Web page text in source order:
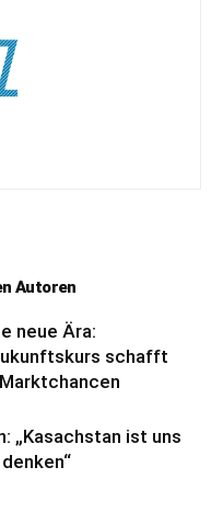
Autoren
neue Ära:
schafft
„Kasachstan ist uns